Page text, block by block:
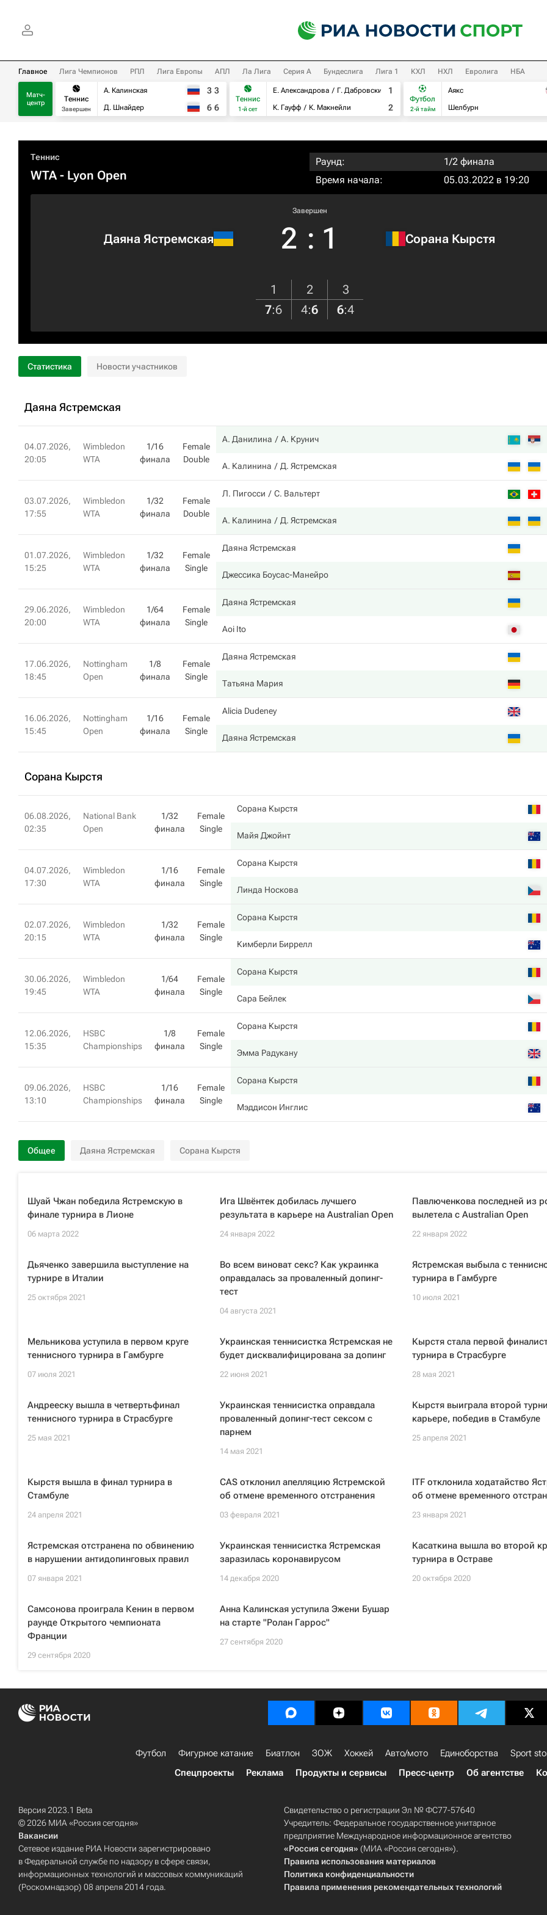
Главное Лига Чемпионов РПЛ Лига Европы АПЛ Ла Лига Серия А Бундеслига Лига 1 КХЛ НХЛ Евролига НБА
Матч-
центр
Теннис
Завершен
А. Калинская
Д. Шнайдер
3 3
6 6
Теннис
1-й сет
Е. Александрова
Г. Дабровски
К. Гауфф
К. Макнейли
1
2
Футбол
2-й тайм
Аякс
Шелбурн
Теннис
WTA- Lyon Open
Раунд:
1/2 финала
Время начала:
05.03.2022 в 19:20
Даяна Ястремская
Завершен
2 : 1 Сорана Кырстя
1 2
3
7:6 4:6 6:4
Статистика Новости участников
Даяна Ястремская
04.07.2026,
20:05
Wimbledon
WTA
1/16
финала
Female
Double
А. Данилина А. Крунич
А. Калинина Д. Ястремская
03.07.2026,
17:55
Wimbledon
WTA
1/32
финала
Female
Double
Л. Пигосси С. Вальтерт
А. Калинина Д. Ястремская
01.07.2026,
15:25
Wimbledon
WTA
1/32
финала
Female
Single
Даяна Ястремская
Джессика Боусас-Манейро
29.06.2026,
20:00
Wimbledon
WTA
1/64
финала
Female
Single
Даяна Ястремская
Aoi Ito
17.06.2026,
18:45
Nottingham
Open
1/8
финала
Female
Single
Даяна Ястремская
Татьяна Мария
16.06.2026,
15:45
Nottingham
Open
1/16
финала
Female
Single
Alicia Dudeney
Даяна Ястремская
Сорана Кырстя
06.08.2026,
02:35
National Bank
Open
1/32
финала
Female
Single
Сорана Кырстя
Майя Джойнт
04.07.2026,
17:30
Wimbledon
WTA
1/16
финала
Female
Single
Сорана Кырстя
Линда Носкова
02.07.2026,
20:15
Wimbledon
WTA
1/32
финала
Female
Single
Сорана Кырстя
Кимберли Биррелл
30.06.2026,
19:45
Wimbledon
WTA
1/64
финала
Female
Single
Сорана Кырстя
Сара Бейлек
12.06.2026,
15:35
HSBC
Championships
1/8
финала
Female
Single
Сорана Кырстя
Эмма Радукану
09.06.2026,
13:10
HSBC
Championships
1/16
финала
Female
Single
Сорана Кырстя
Мэддисон Инглис
Общее Даяна Ястремская Сорана Кырстя
Шуай Чжан победила Ястремскую в
финале турнира в Лионе
06 марта 2022
Ига Швёнтек добилась лучшего
результата в карьере на Australian Open
24 января 2022
Павлюченкова последней из
вылетела с Australian Open
22 января 2022
Дьяченко завершила выступление на
турнире в Италии
25 октября 2021
Во всем виноват секс? Как украинка
оправдалась за проваленный допинг-
тест
04 августа 2021
Ястремская выбыла с
турнира в Гамбурге
10 июля 2021
Мельникова уступила в первом круге
теннисного турнира в Гамбурге
07 июля 2021
Украинская теннисистка Ястремская не
будет дисквалифицирована за допинг
22 июня 2021
Кырстя стала первой
турнира в Страсбурге
28 мая 2021
Андрееску вышла в четвертьфинал
теннисного турнира в Страсбурге
25 мая 2021
Украинская теннисистка оправдала
проваленный допинг-тест сексом с
парнем
14 мая 2021
Кырстя выиграла второй
карьере, победив в Стамбуле
25 апреля 2021
Кырстя вышла в финал турнира в
Стамбуле
24 апреля 2021
CAS отклонил апелляцию Ястремской
об отмене временного отстранения
03 февраля 2021
ITF отклонила ходатайство
об отмене временного
23 января 2021
Ястремская отстранена по обвинению
в нарушении антидопинговых правил
07 января 2021
Украинская теннисистка Ястремская
заразилась коронавирусом
14 декабря 2020
Касаткина вышла во второй
турнира в Остраве
20 октября 2020
Самсонова проиграла Кенин в первом
раунде Открытого чемпионата
Франции
29 сентября 2020
Анна Калинская уступила Эжени Бушар
на старте "Ролан Гаррос"
27 сентября 2020
Футбол Фигурное катание Биатлон ЗОЖ Хоккей Авто/мото Единоборства Sport
Спецпроекты
Реклама Продукты и сервисы Пресс-центр Об агентстве
Версия 2023.1 Beta
© 2026 МИА «Россия сегодня»
Вакансии
Сетевое издание РИА Новости зарегистрировано
в Федеральной службе по надзору в сфере связи,
информационных технологий и массовых коммуникаций
(Роскомнадзор) 08 апреля 2014 года.
Свидетельство о регистрации Эл № ФС77-57640
Учредитель: Федеральное государственное унитарное
предприятие Международное информационное агентство
«Россия сегодня» (МИА «Россия сегодня»).
Правила использования материалов
Политика конфиденциальности
Правила применения рекомендательных технологий